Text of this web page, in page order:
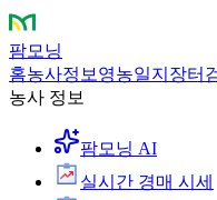
팜모닝
홈농사정보 영농일지 장터
농사 정보
팜모닝 AI
실시간 경매 시세